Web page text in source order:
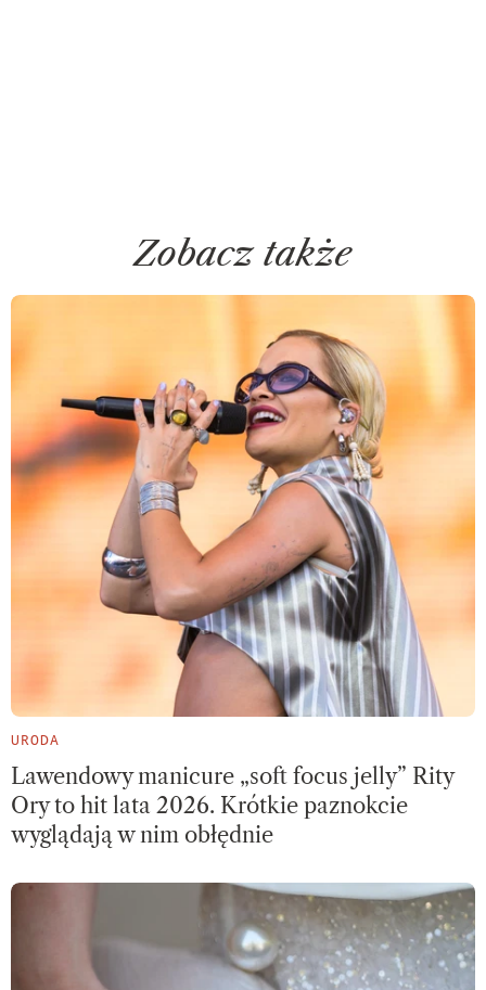
Zobacz także
URODA
Lawendowy manicure „soft focus jelly” Rity
Ory to hit lata 2026. Krótkie paznokcie
wyglądają w nim obłędnie